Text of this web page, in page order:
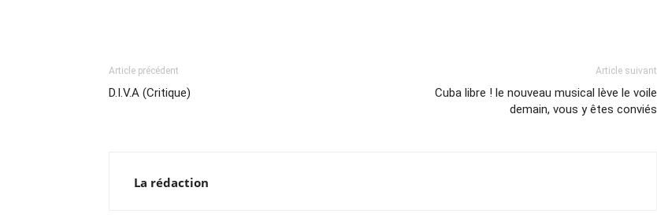
Article précédent
D.I.V.A (Critique)
Article suivant
Cuba libre ! le nouveau musical lève le voile
demain, vous y êtes conviés
La rédaction